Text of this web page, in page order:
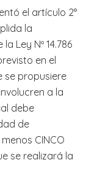
el artículo 2°
la
Ley Nº 14.786
en el
se propusiere
a la
debe
de
CINCO
se realizará la